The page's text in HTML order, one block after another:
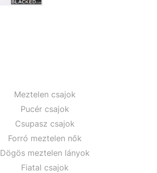
Meztelen csajok
Pucér csajok
Csupasz csajok
Forró meztelen nők
Dögös meztelen lányok
Fiatal csajok